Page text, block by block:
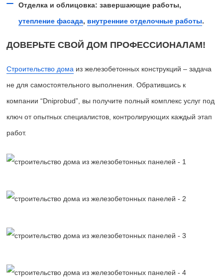
Отделка и облицовка: завершающие работы,
утепление фасада, внутренние отделочные работы.
ДОВЕРЬТЕ СВОЙ ДОМ ПРОФЕССИОНАЛАМ!
Строительство дома из железобетонных конструкций – задача
не для самостоятельного выполнения. Обратившись к
компании “Dniprobud”, вы получите полный комплекс услуг под
ключ от опытных специалистов, контролирующих каждый этап
работ.